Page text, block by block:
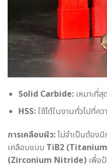
Solid Carbide:เหมาะที่สุ
HSS:ใช้ได้ในงานทั่วไปที่ค
การเคลือบผิว:ไม่จำเป็นต้อง
เคลือบแบบ TiB2
(Zirconium Nitride) เพื่อ